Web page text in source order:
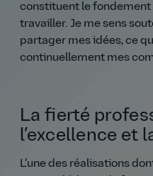
constituent le
travailler. Je me sens
partager mes idées, ce
continuellement mes
La fierté
l’excellence et
L’une des réalisations